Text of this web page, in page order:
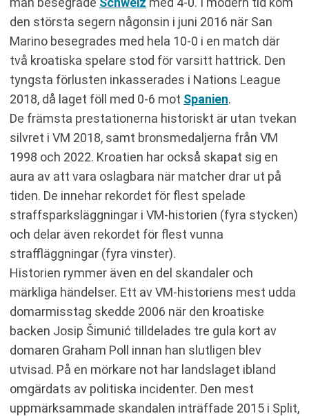
den största segern någonsin i juni 2016 när San
Marino besegrades med hela 10-0 i en match där
två kroatiska spelare stod för varsitt hattrick. Den
tyngsta förlusten inkasserades i Nations League
2018, då laget föll med 0-6 mot Spanien.
De främsta prestationerna historiskt är utan tvekan
silvret i VM 2018, samt bronsmedaljerna från VM
1998 och 2022. Kroatien har också skapat sig en
aura av att vara oslagbara när matcher drar ut på
tiden. De innehar rekordet för flest spelade
straffsparksläggningar i VM-historien (fyra stycken)
och delar även rekordet för flest vunna
straffläggningar (fyra vinster).
Historien rymmer även en del skandaler och
märkliga händelser. Ett av VM-historiens mest udda
domarmisstag skedde 2006 när den kroatiske
backen Josip Šimunić tilldelades tre gula kort av
domaren Graham Poll innan han slutligen blev
utvisad. På en mörkare not har landslaget ibland
omgärdats av politiska incidenter. Den mest
uppmärksammade skandalen inträffade 2015 i Split,